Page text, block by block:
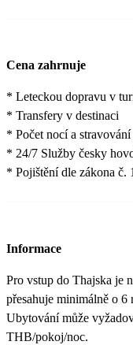
Cena zahrnuje
* Leteckou dopravu v
* Transfery v destinaci
* Počet nocí a
* 24/7 Služby česky
* Pojištění dle zákona č.
Informace
Pro vstup do Thajska je
přesahuje minimálně o 6
Ubytování může
THB/pokoj/noc.